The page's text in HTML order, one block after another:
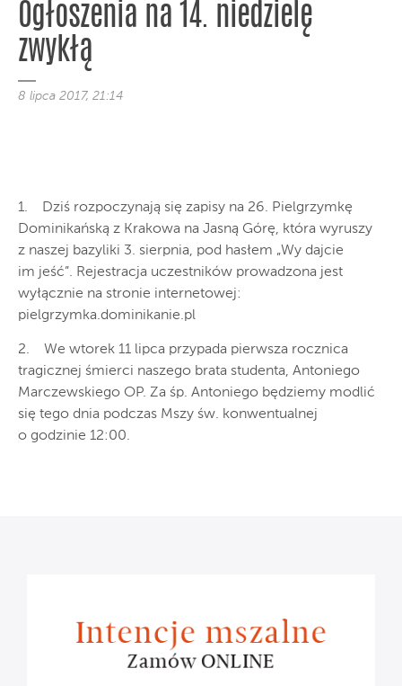
Ogłoszenia na 14. niedzielę
zwykłą
8 lipca 2017, 21:14
1. Dziś rozpoczynają się zapisy na 26. Pielgrzymkę
Dominikańską z Krakowa na Jasną Górę, która wyruszy
z naszej bazyliki 3. sierpnia, pod hasłem „Wy dajcie
im jeść”. Rejestracja uczestników prowadzona jest
wyłącznie na stronie internetowej:
pielgrzymka.dominikanie.pl
2. We wtorek 11 lipca przypada pierwsza rocznica
tragicznej śmierci naszego brata studenta, Antoniego
Marczewskiego OP. Za śp. Antoniego będziemy modlić
się tego dnia podczas Mszy św. konwentualnej
o godzinie 12:00.